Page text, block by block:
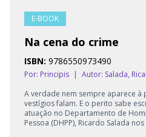
E-BOOK
Na cena do crime
ISBN: 9786550973490
Por: Principis | Autor: Salada,
A verdade nem sempre aparece à
vestígios falam. E o perito sabe
atuação no Departamento de
Pessoa (DHPP), Ricardo Salada